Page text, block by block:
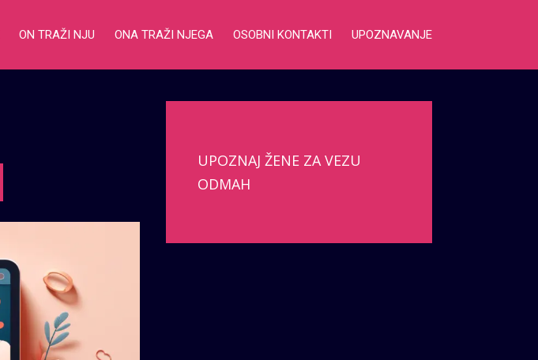
ON TRAŽI NJU ONA TRAŽI NJEGA OSOBNI KONTAKTI UPOZNAVANJE
UPOZNAJ ŽENE ZA VEZU
ODMAH